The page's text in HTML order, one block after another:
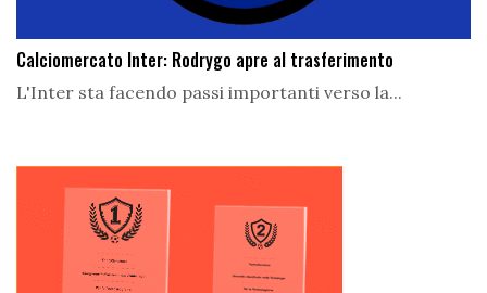
Calciomercato Inter: Rodrygo apre al trasferimento
L'Inter sta facendo passi importanti verso la...